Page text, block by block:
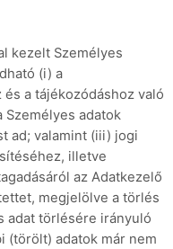
kezelt Személyes
(i) a
a tájékozódáshoz való
Személyes adatok
ad; valamint (iii) jogi
illetve
az Adatkezelő
megjelölve a törlés
adat törlésére irányuló
(törölt) adatok már nem